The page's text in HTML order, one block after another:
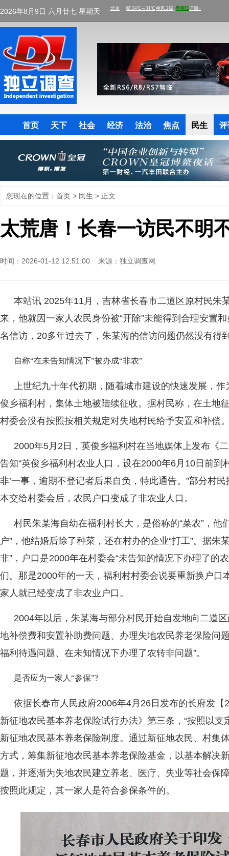
2026年8月9日 六月廿七 星期天
首页 天下 社会 经济 法治 焦点 民生
您现在的位置： 首页 > 民生 > 正文
太荒唐！长春一访民不明
时间：2026-01-12 12:51:00 来源： 独立调查网
本站讯 2025年11月，吉林省长春市二道区原村民朱
来，他就因一家人农民身份被“开除”未能得到合理安置
名信访，20多年过去了，朱某海的信访问题仍然没有得
自称“在未告知情况下”被办成“非农”
上世纪九十年代初期，随着城市建设的快速发展，作
俊乡福利村，集体土地被陆续征收。据村民称，在土地
村委会没有按照按相关规定对失地村民给予安置和补偿
2000年5月2日，英俊乡福利村在当地媒体上发布《
告知“英俊乡福利村农业人口，设在2000年6月10日前到
非’一事，逾期不登记者后果自负，特此通告。”部分村
本交给村委会后，农民户口变成了非农业人口。
村民朱某海自幼在福利村长大，是俗称的“菜农”，他
户”，他结婚后除了种菜，还在村办的企业“打工”。据朱
非”，户口是2000年在村委会“未告知的情况下办理了的
们。那是2000年的一天，福利村村委会说要重新换户口
家人就已经变成了非农业户口。
2004年以后，朱某海与部分村民开始自发地向二道
地补偿费和安置补助费问题、办理失地农民养老保险问
福利待遇问题、在未知情况下办理了农转非问题”。
是否应为一家人“参保”?
依据长春市人民政府2006年4月26日发布的长府发【
新征地农民基本养老保险试行办法》第三条，“按照以
新征地农民基本养老保险制度。通过新征地农民、村集
方式，筹集新征地农民基本养老保险基金，以基本解决
题，并逐渐为失地农民建立养老、医疗、失业等社会保
按照此规定，其一家人是符合参保条件的。